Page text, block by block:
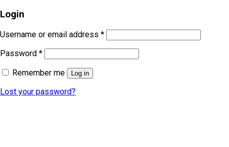
Login
Username or email address *
Password *
Remember me
Log in
Lost your password?